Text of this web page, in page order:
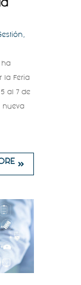
ha
la Feria
al 7 de
nueva